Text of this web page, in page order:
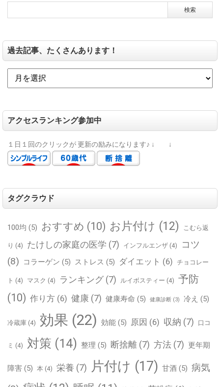
過去記事、たくさんあります！
アクセスランキング参加中
１日１回のクリックが更新の励みになります♪ ↓ ↓
タグクラウド
100均 (5) おすすめ (10) お片付け (12) こむら返
り (4) たけしの家庭の医学 (7) インフルエンザ (4)
コツ
(8)
コラーゲン (5) ストレス (5) ダイエット (6) チョコレー
ト (4) マスク (4) ランキング (7) ルイボスティー (4) 予防
(10) 作り方 (6) 健康 (7) 健康寿命 (5) 健康診断 (3) 冷え (5)
冷蔵庫 (4) 効果 (22) 効能 (5) 原因 (6) 収納 (7) 口コ
ミ (4) 対策 (14) 整理 (5) 断捨離 (7) 方法 (7) 更年期
障害 (5) 本 (4) 栄養 (7) 片付け (17) 甘酒 (5) 病気